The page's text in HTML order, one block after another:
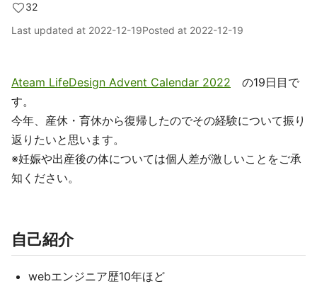
32
Last updated at 2022-12-19Posted at 2022-12-19
Ateam LifeDesign Advent Calendar 2022 の19日目で
す。
今年、産休・育休から復帰したのでその経験について振り
返りたいと思います。
※妊娠や出産後の体については個人差が激しいことをご承
知ください。
自己紹介
webエンジニア歴10年ほど